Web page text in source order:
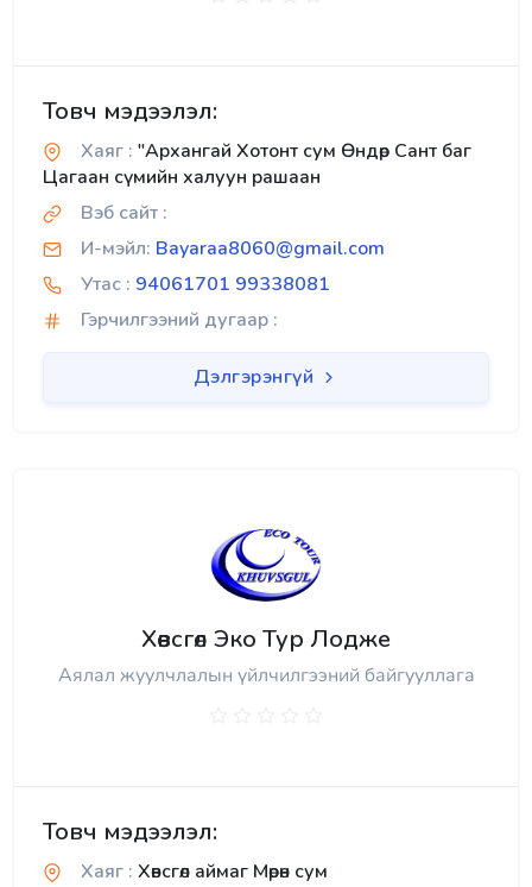
Товч мэдээлэл:
Хаяг : "Архангай Хотонт сум Өндөр Сант баг
Цагаан сүмийн халуун рашаан
Вэб сайт :
И-мэйл: Bayaraa8060@gmail.com
Утас : 94061701 99338081
Гэрчилгээний дугаар :
Дэлгэрэнгүй
Хөвсгөл Эко Тур Лодже
Аялал жуулчлалын үйлчилгээний байгууллага
Товч мэдээлэл:
Хаяг : Хөвсгөл аймаг Мөрөн сум